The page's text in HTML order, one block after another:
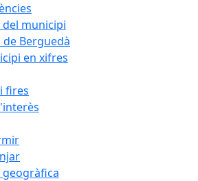
municipi
de Berguedà
en xifres
fires